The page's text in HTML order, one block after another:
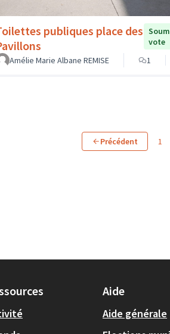
publiques place des
vote
Amélie Marie Albane REMISE
1
Précédent 1
Aide
Aide générale